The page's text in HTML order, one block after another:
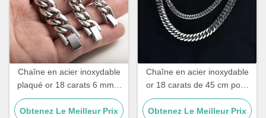
Chaîne en acier inoxydable
plaqué or 18 carats 6 mm 8
mm, chaîne gourmette
cubaine argentée de
Obtenez Le Meilleur Prix
Chaîne en acier inoxydable
or 18 carats de 45 cm pour
homme, style hip-hop,
chaîne cubaine, sans
Obtenez Le Meilleur Prix